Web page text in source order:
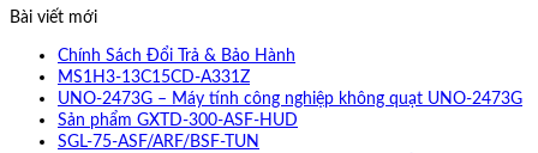
Bài viết mới
Chính Sách Đổi Trả & Bảo Hành
MS1H3-13C15CD-A331Z
UNO-2473G – Máy tính công nghiệp không quạt UNO-2473G
Sản phẩm GXTD-300-ASF-HUD
SGL-75-ASF/ARF/BSF-TUN